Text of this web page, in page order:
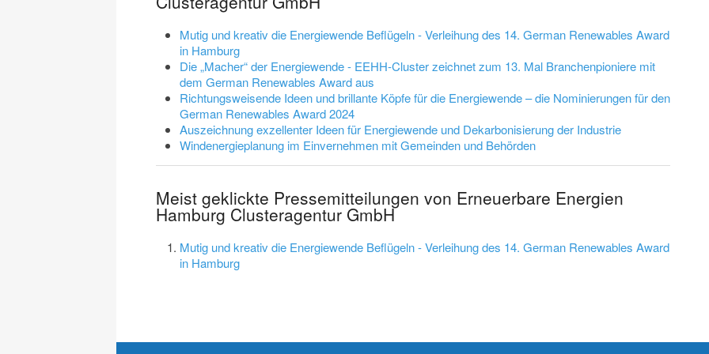
Mutig und kreativ die Energiewende Beflügeln - Verleihung des 14. German Renewables Award
in Hamburg
Die „Macher“ der Energiewende - EEHH-Cluster zeichnet zum 13. Mal Branchenpioniere mit
dem German Renewables Award aus
Richtungsweisende Ideen und brillante Köpfe für die Energiewende – die Nominierungen für den
German Renewables Award 2024
Auszeichnung exzellenter Ideen für Energiewende und Dekarbonisierung der Industrie
Windenergieplanung im Einvernehmen mit Gemeinden und Behörden
Meist geklickte Pressemitteilungen von Erneuerbare Energien
Hamburg Clusteragentur GmbH
Mutig und kreativ die Energiewende Beflügeln - Verleihung des 14. German Renewables Award
in Hamburg